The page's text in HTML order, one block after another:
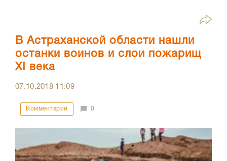
В Астраханской области нашли
останки воинов и слои пожарищ
XI века
07.10.2018 11:09
Комментарии 0